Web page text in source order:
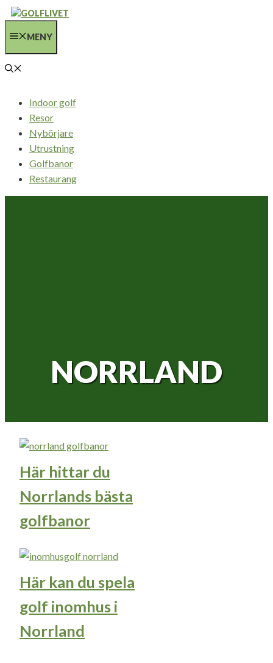
Hoppa
innehållMENY
Indoor golf
Resor
Nybörjare
Utrustning
Golfbanor
Restaurang
NORRLAND
Här hittar du
Norrlands bästa
golfbanor
Här kan du spela
golf inomhus i
Norrland